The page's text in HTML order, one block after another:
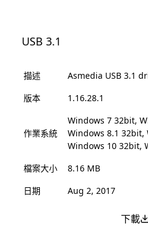
USB 3.1
描述
Asmedia USB 3.1
版本
1.16.28.1
作業系統
Windows 7 32bit,
Windows 8.1 32bit,
Windows 10 32bit,
檔案大小
8.16 MB
日期
Aug 2, 2017
下載